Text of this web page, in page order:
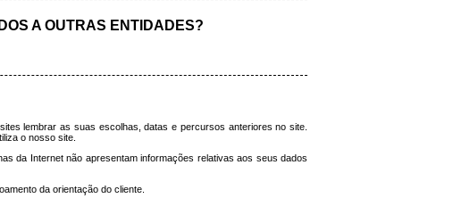
A OUTRAS ENTIDADES?
lembrar as suas escolhas, datas e percursos anteriores no site.
o nosso site.
da Internet não apresentam informações relativas aos seus dados
da orientação do cliente.